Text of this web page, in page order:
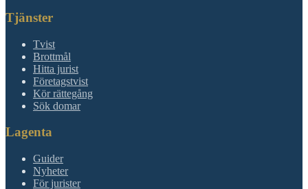
Tjänster
Tvist
Brottmål
Hitta jurist
Företagstvist
Kör rättegång
Sök domar
Lagenta
Guider
Nyheter
För jurister